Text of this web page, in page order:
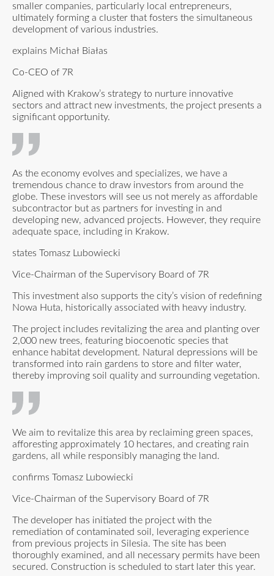
smaller companies, particularly local entrepreneurs,
ultimately forming a cluster that fosters the simultaneous
development of various industries.
explains Michał Białas
Co-CEO of 7R
Aligned with Krakow’s strategy to nurture innovative
sectors and attract new investments, the project presents a
significant opportunity.
As the economy evolves and specializes, we have a
tremendous chance to draw investors from around the
globe. These investors will see us not merely as affordable
subcontractor but as partners for investing in and
developing new, advanced projects. However, they require
adequate space, including in Krakow.
states Tomasz Lubowiecki
Vice-Chairman of the Supervisory Board of 7R
This investment also supports the city’s vision of redefining
Nowa Huta, historically associated with heavy industry.
The project includes revitalizing the area and planting over
2,000 new trees, featuring biocoenotic species that
enhance habitat development. Natural depressions will be
transformed into rain gardens to store and filter water,
thereby improving soil quality and surrounding vegetation.
We aim to revitalize this area by reclaiming green spaces,
afforesting approximately 10 hectares, and creating rain
gardens, all while responsibly managing the land.
confirms Tomasz Lubowiecki
Vice-Chairman of the Supervisory Board of 7R
The developer has initiated the project with the
remediation of contaminated soil, leveraging experience
from previous projects in Silesia. The site has been
thoroughly examined, and all necessary permits have been
secured. Construction is scheduled to start later this year.